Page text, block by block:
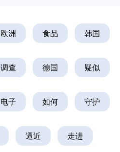
欧洲 食品 韩国
调查 德国 疑似
电子 如何 守护
逼近 走进